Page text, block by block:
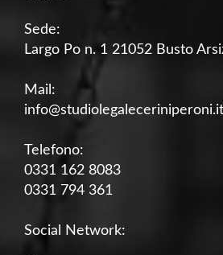
Sede:
Largo Po n. 1 21052 Busto
Mail:
info@studiolegaleceriniperoni.it
Telefono:
0331 162 8083
0331 794 361
Social Network: